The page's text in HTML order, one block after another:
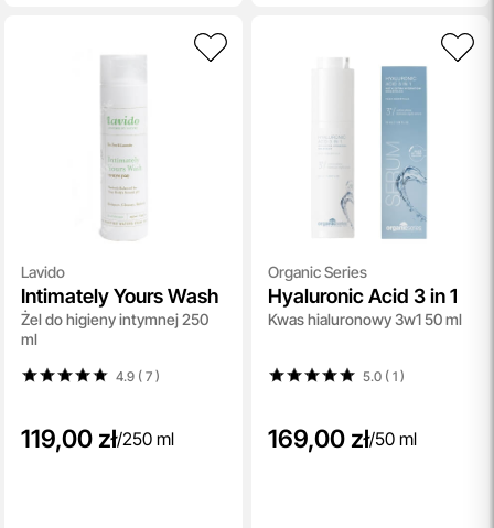
Lavido
Intimately Yours Wash
Żel do higieny intymnej 250
ml
4.9 ( 7)
119,00 zł/250 ml
Organic Series
Hyaluronic Acid 3 in 1
Kwas hialuronowy 3w1 50 ml
5.0 ( 1)
169,00 zł/50 ml